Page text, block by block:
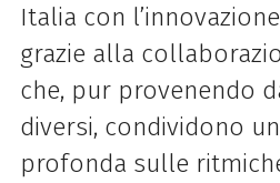
Italia con
grazie alla
che, pur provenendo
diversi, condividono
profonda sulle